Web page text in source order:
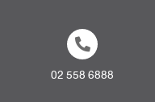
02 558 6888